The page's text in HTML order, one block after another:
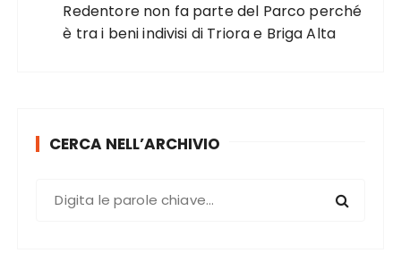
Redentore non fa parte del Parco perché
è tra i beni indivisi di Triora e Briga Alta
CERCA NELL’ARCHIVIO